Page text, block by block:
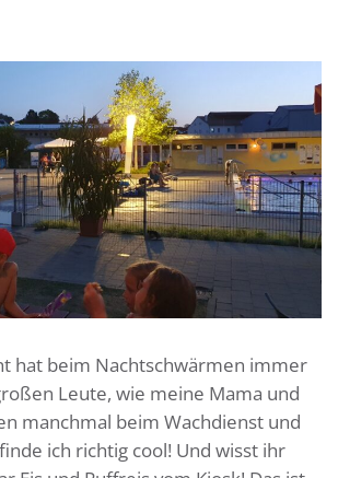
hat beim Nachtschwärmen immer
Leute, wie meine Mama und
manchmal beim Wachdienst und
ich richtig cool! Und wisst ihr